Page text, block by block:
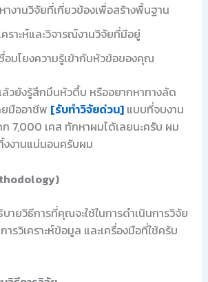
งานวิจัยที่เกี่ยวข้องเพื่อสร้างพื้นฐาน
ราะห์และวิจารณ์งานวิจัยที่มีอยู่
อมโยงความรู้เข้ากับหัวข้อของคุณ
วยังรู้สึกมึนหัวตึ้บ หรืออยากหาทางลัด
มืออาชีพ [รับทำวิจัยด่วน]แบบที่จบงาน
ก 7,000 เคส ทักหาผมได้เลยนะครับ ผม
งงานแน่นอนครับผม
ายวิธีการที่คุณจะใช้ในการดำเนินการวิจัย
ารวิเคราะห์ข้อมูล และเครื่องมือที่ใช้ครับ